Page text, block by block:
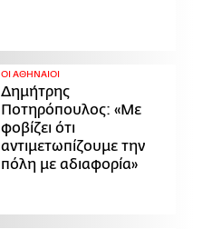
ΟΙ ΑΘΗΝΑΙΟΙ
Δημήτρης
Ποτηρόπουλος: «Με
φοβίζει ότι
αντιμετωπίζουμε την
πόλη με αδιαφορία»